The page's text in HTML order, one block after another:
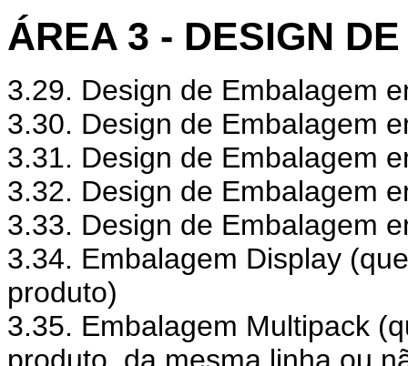
ÁREA 3 - DESIGN
3.29. Design de Embalagem
3.30. Design de Embalagem
3.31. Design de Embalagem
3.32. Design de Embalagem
3.33. Design de Embalagem
3.34. Embalagem Display
produto)
3.35. Embalagem Multipack